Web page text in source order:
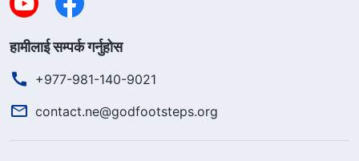
हामीलाई सम्पर्क गर्नुहोस
+977-981-140-9021
contact.ne@godfootsteps.org